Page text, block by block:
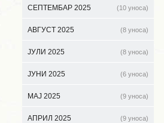
СЕПТЕМБАР 2025 (10 уноса)
АВГУСТ 2025 (8 уноса)
ЈУЛИ 2025 (8 уноса)
ЈУНИ 2025 (6 уноса)
МАЈ 2025 (9 уноса)
АПРИЛ 2025 (9 уноса)